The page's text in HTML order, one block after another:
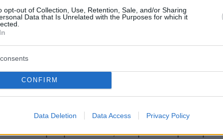
opt-out of Collection, Use, Retention, Sale, and/or Sharing
Data that Is Unrelated with the Purposes for which it
CONFIRM
Data Deletion Data Access Privacy Policy
και ήρθε η καταγγέλλουσα να μας ρωτήσει
εργασία της. Μας είπε ότι ήταν ανασφάλιστη
κάνει καταγγελία. Της είπαμε να πάει σε
Τμήμα να ρωτήσει. Μας ζήτησε να της
το κοντινότερο και της είπαμε το
Τμήμα Ομόνοιας, όπου υπηρετούσαμε. Μετά
λίγο σε φιλικό επίπεδο και ανταλλάξαμε
συνηθισμένο αυτό; Να γίνεστε φίλοι με